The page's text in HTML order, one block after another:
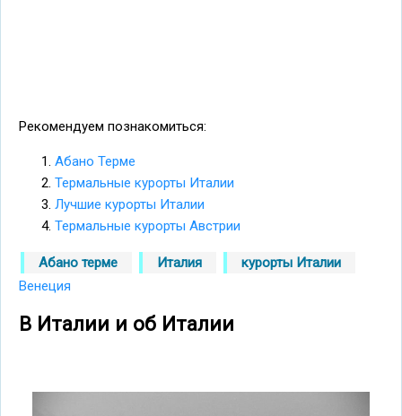
Рекомендуем познакомиться:
Абано Терме
Термальные курорты Италии
Лучшие курорты Италии
Термальные курорты Австрии
Абано терме Италия
курорты Италии
Венеция
В Италии и об Италии